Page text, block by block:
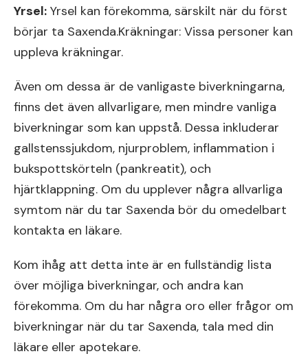
Yrsel: Yrsel kan förekomma, särskilt när du först
börjar ta Saxenda.Kräkningar: Vissa personer kan
uppleva kräkningar.
Även om dessa är de vanligaste biverkningarna,
finns det även allvarligare, men mindre vanliga
biverkningar som kan uppstå. Dessa inkluderar
gallstenssjukdom, njurproblem, inflammation i
bukspottskörteln (pankreatit), och
hjärtklappning. Om du upplever några allvarliga
symtom när du tar Saxenda bör du omedelbart
kontakta en läkare.
Kom ihåg att detta inte är en fullständig lista
över möjliga biverkningar, och andra kan
förekomma. Om du har några oro eller frågor om
biverkningar när du tar Saxenda, tala med din
läkare eller apotekare.